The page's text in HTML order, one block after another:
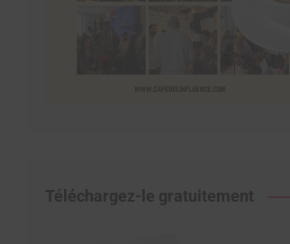
Téléchargez-le gratuitement